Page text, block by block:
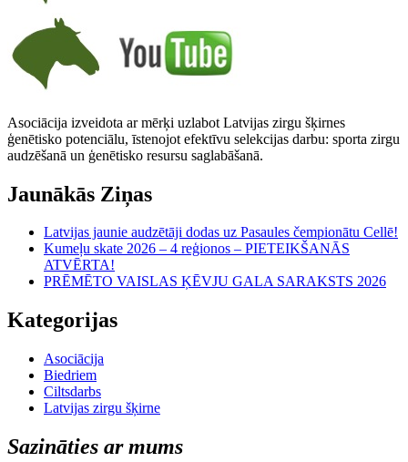
Asociācija izveidota ar mērķi uzlabot Latvijas zirgu šķirnes
ģenētisko potenciālu, īstenojot efektīvu selekcijas darbu: sporta zirgu
audzēšanā un ģenētisko resursu saglabāšanā.
Jaunākās Ziņas
Latvijas jaunie audzētāji dodas uz Pasaules čempionātu Cellē!
Kumeļu skate 2026 – 4 reģionos – PIETEIKŠANĀS
ATVĒRTA!
PRĒMĒTO VAISLAS ĶĒVJU GALA SARAKSTS 2026
Kategorijas
Asociācija
Biedriem
Ciltsdarbs
Latvijas zirgu šķirne
Sazināties ar mums